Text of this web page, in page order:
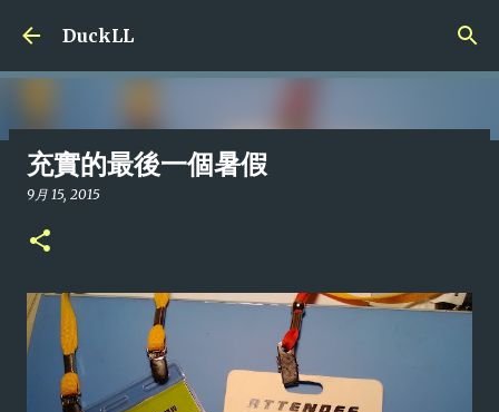
DuckLL
最後一篇文章
充實的最後一個暑假
9月 15, 2015